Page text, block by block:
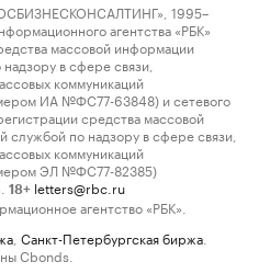
1995–
агентства «РБК»
массовой информации
в сфере связи,
коммуникаций
ИА №ФС77-63848) и сетевого
средства массовой
по надзору в сфере связи,
коммуникаций
ЭЛ №ФС77-82385)
18+ letters@rbc.ru
агентство «РБК».
Санкт-Петербургская биржа
Cbonds.